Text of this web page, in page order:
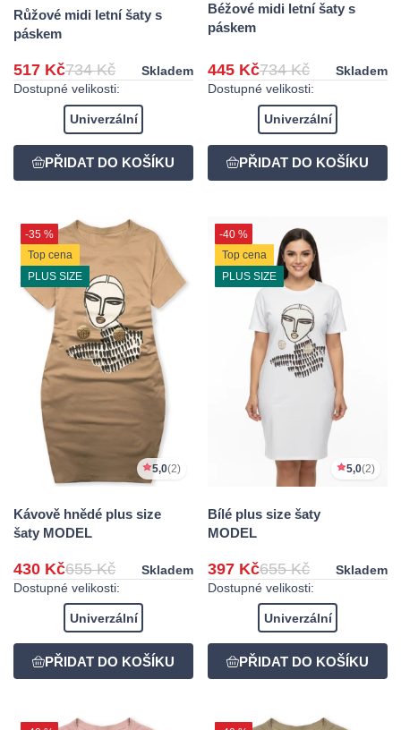
Růžové midi letní šaty s
páskem
517 Kč734 Kč
Skladem
Dostupné velikosti:
Univerzální
Béžové midi letní šaty s
páskem
445 Kč734 Kč
Skladem
Dostupné velikosti:
Univerzální
-35 %
Top cena
PLUS SIZE
5,0(2)
Kávově hnědé plus size
šaty MODEL
430 Kč655 Kč
Skladem
Dostupné velikosti:
Univerzální
-40 %
Top cena
PLUS SIZE
5,0(2)
Bílé plus size šaty
MODEL
397 Kč655 Kč
Skladem
Dostupné velikosti:
Univerzální